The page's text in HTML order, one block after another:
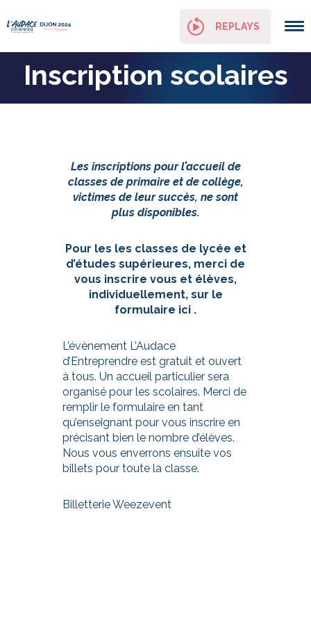
REPLAYS
Inscription scolaires
Les inscriptions pour l’accueil de
classes de primaire et de collège,
victimes de leur succès, ne sont
plus disponibles.
Pour les les classes de lycée et
d’études supérieures, merci de
vous inscrire vous et élèves,
individuellement, sur le
formulaire ici .
L’évènement L’Audace
d’Entreprendre est gratuit et ouvert
à tous. Un accueil particulier sera
organisé pour les scolaires. Merci de
remplir le formulaire en tant
qu’enseignant pour vous inscrire en
précisant bien le nombre d’élèves.
Nous vous enverrons ensuite vos
billets pour toute la classe.
Billetterie Weezevent